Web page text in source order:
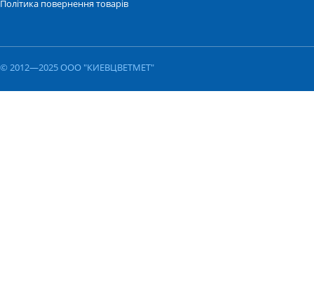
Політика повернення товарів
© 2012—2025 ООО "КИЕВЦВЕТМЕТ"